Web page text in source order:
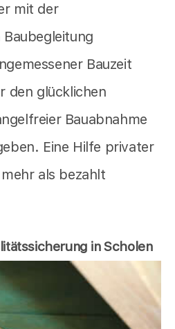
mit der
Bauzeit
den glücklichen
Bauabnahme
Eine Hilfe privater
als bezahlt
in Scholen